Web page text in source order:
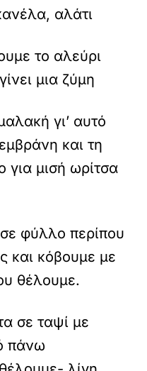
αλάτι
το αλεύρι
μια ζύμη
γι’ αυτό
και τη
για μισή ωρίτσα
φύλλο περίπου
και κόβουμε με
θέλουμε.
σε ταψί με
πάνω